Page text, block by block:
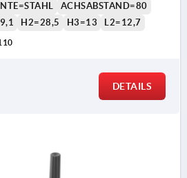
ACHSABSTAND=80
H2=28,5 H3=13 L2=12,7
DETAILS